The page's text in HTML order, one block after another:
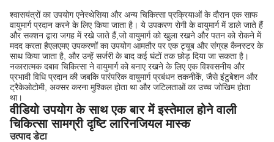
श्वासयंत्रों का उपयोग एनेस्थेसिया और अन्य चिकित्सा प्रक्रियाओं के दौरान एक साफ
वायुमार्ग प्रदान करने के लिए किया जाता है। ये उपकरण रोगी के वायुमार्ग में डाले जाते हैं
और सक्शन द्वारा जगह में रखे जाते हैं,जो वायुमार्ग को खुला रखने और पतन को रोकने में
मदद करता हैएलएमए उपकरणों का उपयोग आमतौर पर एक ट्यूब और संग्रह कैनस्टर के
साथ किया जाता है, और उन्हें सर्जरी के बाद कई घंटों तक छोड़ दिया जा सकता है।
नकारात्मक दबाव चिकित्सा ने वायुमार्ग को बनाए रखने के लिए एक विश्वसनीय और
प्रभावी विधि प्रदान की जबकि पारंपरिक वायुमार्ग प्रबंधन तकनीकें, जैसे इंटुबेशन और
ट्रैकेओटोमी, अक्सर करना मुश्किल होता था और जटिलताओं का उच्च जोखिम होता
था।
वीडियो उपयोग के साथ एक बार में इस्तेमाल होने वाली
चिकित्सा सामग्री दृष्टि लारिनजियल मास्क
उत्पाद डेटा